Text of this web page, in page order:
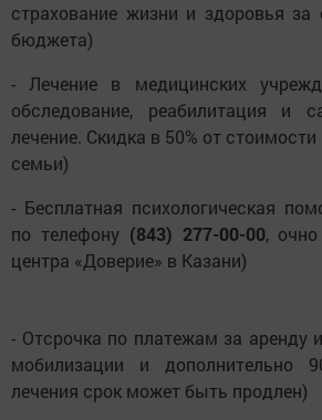
страхование жизни и здоровья за
бюджета)
- Лечение в медицинских
обследование, реабилитация и
лечение. Скидка в 50% от
семьи)
- Бесплатная психологическая
по телефону (843) 277-00-00, очно
центра «Доверие» в Казани)
- Отсрочка по платежам за аренду
мобилизации и дополнительно
лечения срок может быть продлен)